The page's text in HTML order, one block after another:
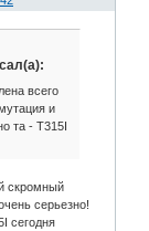
всего
и
та - T315I
скромный
серьезно!
сегодня